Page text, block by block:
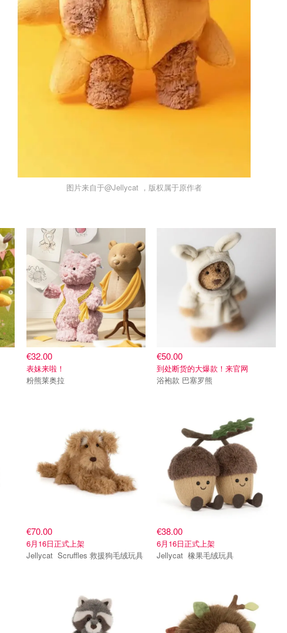
图片来自于@Jellycat ，版权属于原作者
€32.00
表妹来啦！
粉熊莱奥拉
€50.00
到处断货的大爆款！来官网
浴袍款 巴塞罗熊
€70.00
6月16日正式上架
Jellycat Scruffles 救援狗毛绒玩具
€38.00
6月16日正式上架
Jellycat 橡果毛绒玩具